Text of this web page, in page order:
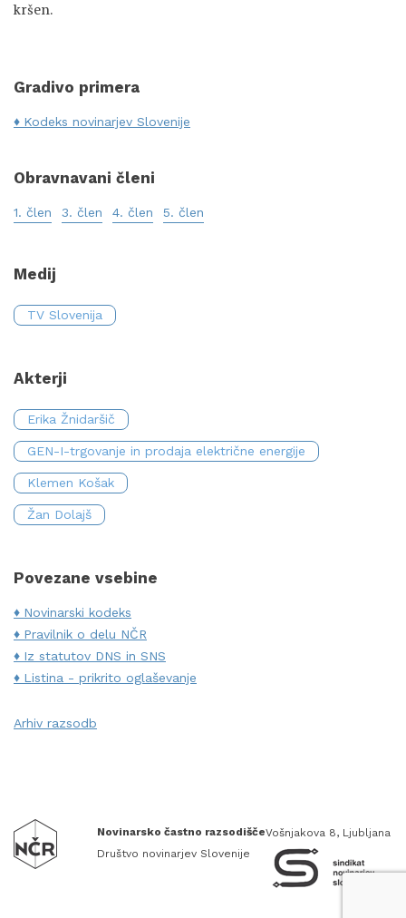
kršen.
Gradivo primera
Kodeks novinarjev Slovenije
Obravnavani členi
1. člen 3. člen 4. člen 5. člen
Medij
TV Slovenija
Akterji
Erika Žnidaršič
GEN-I-trgovanje in prodaja električne energije
Klemen Košak
Žan Dolajš
Povezane vsebine
Novinarski kodeks
Pravilnik o delu NČR
Iz statutov DNS in SNS
Listina - prikrito oglaševanje
Arhiv razsodb
Novinarsko častno razsodišče
Društvo novinarjev Slovenije
Vošnjakova 8, Ljubljana